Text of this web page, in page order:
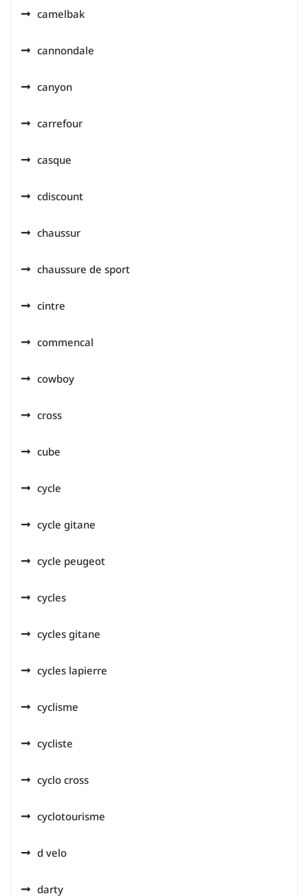
camelbak
cannondale
canyon
carrefour
casque
cdiscount
chaussur
chaussure de sport
cintre
commencal
cowboy
cross
cube
cycle
cycle gitane
cycle peugeot
cycles
cycles gitane
cycles lapierre
cyclisme
cycliste
cyclo cross
cyclotourisme
d velo
darty